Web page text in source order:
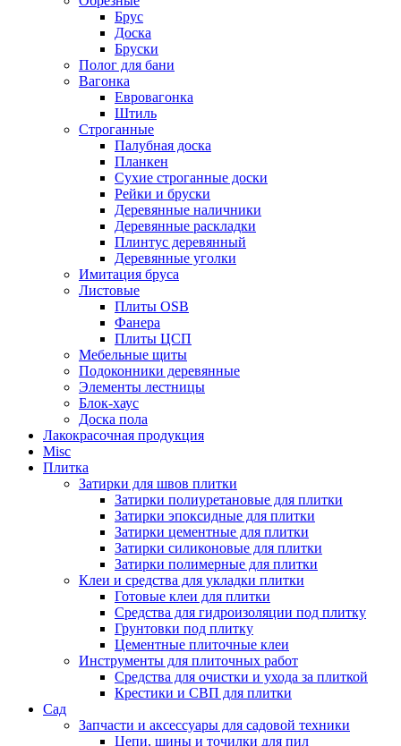
Брус
Доска
Бруски
Полог для бани
Вагонка
Евровагонка
Штиль
Строганные
Палубная доска
Планкен
Сухие строганные доски
Рейки и бруски
Деревянные наличники
Деревянные раскладки
Плинтус деревянный
Деревянные уголки
Имитация бруса
Листовые
Плиты OSB
Фанера
Плиты ЦСП
Мебельные щиты
Подоконники деревянные
Элементы лестницы
Блок-хаус
Доска пола
Лакокрасочная продукция
Misc
Плитка
Затирки для швов плитки
Затирки полиуретановые для плитки
Затирки эпоксидные для плитки
Затирки цементные для плитки
Затирки силиконовые для плитки
Затирки полимерные для плитки
Клеи и средства для укладки плитки
Готовые клеи для плитки
Средства для гидроизоляции под плитку
Грунтовки под плитку
Цементные плиточные клеи
Инструменты для плиточных работ
Средства для очистки и ухода за плиткой
Крестики и СВП для плитки
Сад
Запчасти и аксессуары для садовой техники
Цепи, шины и точилки для пил